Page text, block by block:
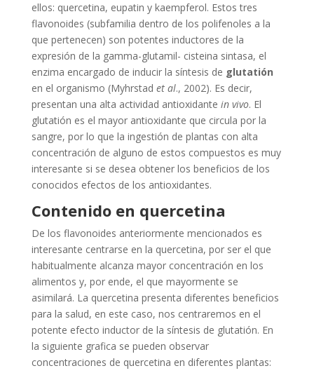
ellos: quercetina, eupatin y kaempferol. Estos tres
flavonoides (subfamilia dentro de los polifenoles a la
que pertenecen) son potentes inductores de la
expresión de la gamma-glutamil- cisteina sintasa, el
enzima encargado de inducir la síntesis de glutatión
en el organismo (Myhrstad et al., 2002). Es decir,
presentan una alta actividad antioxidante in vivo. El
glutatión es el mayor antioxidante que circula por la
sangre, por lo que la ingestión de plantas con alta
concentración de alguno de estos compuestos es muy
interesante si se desea obtener los beneficios de los
conocidos efectos de los antioxidantes.
Contenido en quercetina
De los flavonoides anteriormente mencionados es
interesante centrarse en la quercetina, por ser el que
habitualmente alcanza mayor concentración en los
alimentos y, por ende, el que mayormente se
asimilará. La quercetina presenta diferentes beneficios
para la salud, en este caso, nos centraremos en el
potente efecto inductor de la síntesis de glutatión. En
la siguiente grafica se pueden observar
concentraciones de quercetina en diferentes plantas: